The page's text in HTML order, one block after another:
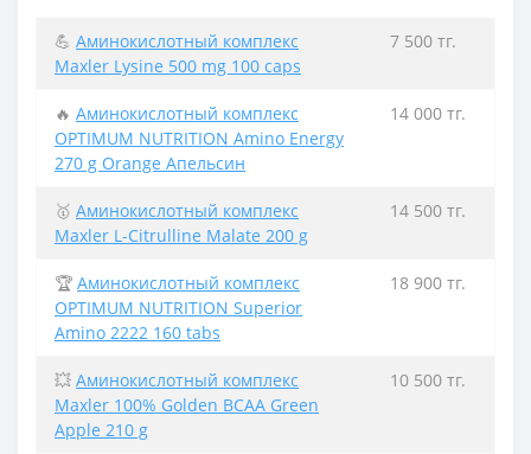
💪 Аминокислотный комплекс
Maxler Lysine 500 mg 100 caps
7 500 тг.
🔥 Аминокислотный комплекс
OPTIMUM NUTRITION Amino Energy
270 g Orange Апельсин
14 000 тг.
🥇 Аминокислотный комплекс
Maxler L-Citrulline Malate 200 g
14 500 тг.
🏆 Аминокислотный комплекс
OPTIMUM NUTRITION Superior
Amino 2222 160 tabs
18 900 тг.
💥 Аминокислотный комплекс
Maxler 100% Golden BCAA Green
Apple 210 g
10 500 тг.